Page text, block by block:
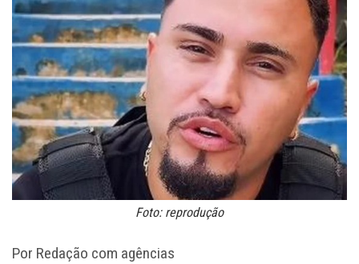
Foto: reprodução
Por Redação com agências